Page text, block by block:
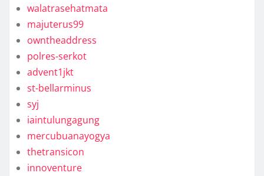
walatrasehatmata
majuterus99
owntheaddress
polres-serkot
advent1jkt
st-bellarminus
syj
iaintulungagung
mercubuanayogya
thetransicon
innoventure